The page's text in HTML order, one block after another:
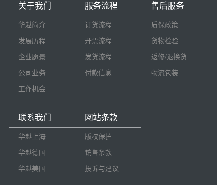
关于我们
华越简介
发展历程
企业愿景
公司业务
工作机会
服务流程
订货流程
开票流程
发货流程
付款信息
售后服务
质保政策
货物检验
返修/退换货
物流包装
联系我们
华越上海
华越德国
华越美国
网站条款
版权保护
销售条款
投诉与建议